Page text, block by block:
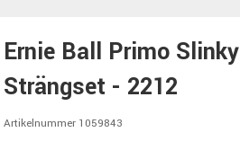
Ernie Ball Primo Slinky
Strängset - 2212
Artikelnummer 1059843